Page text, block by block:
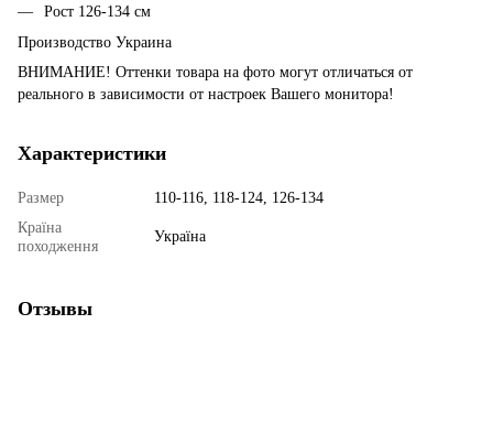
Рост 126-134 см
Производство Украина
ВНИМАНИЕ! Оттенки товара на фото могут отличаться от
реального в зависимости от настроек Вашего монитора!
Характеристики
Размер
110-116, 118-124, 126-134
Країна
походження
Україна
Отзывы